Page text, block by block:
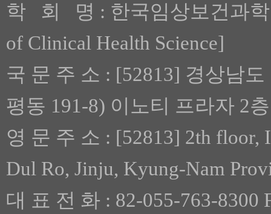
학 회 명 : 한국임상보건과학
of Clinical Health Science]
국 문 주 소 : [52813] 경상남
평동 191-8) 이노티 프라자 2층
영 문 주 소 : [52813] 2th floor,
Dul Ro, Jinju, Kyung-Nam
대 표 전 화 : 82-055-763-8300